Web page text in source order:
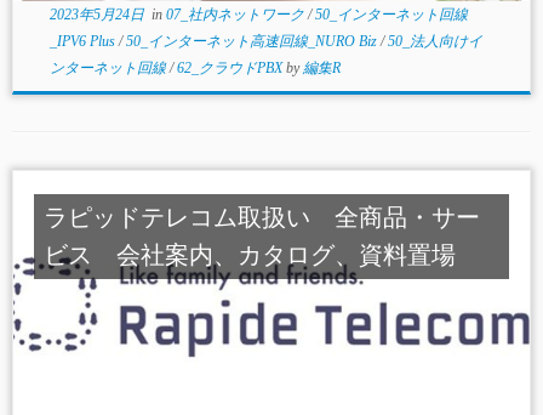
2023年5月24日in 07_社内ネットワーク/50_インターネット回線
_IPV6 Plus/50_インターネット高速回線_NURO Biz/50_法人向けイ
ンターネット回線/62_クラウドPBXby編集R
ラピッドテレコム取扱い 全商品・サー
ビス 会社案内、カタログ、資料置場